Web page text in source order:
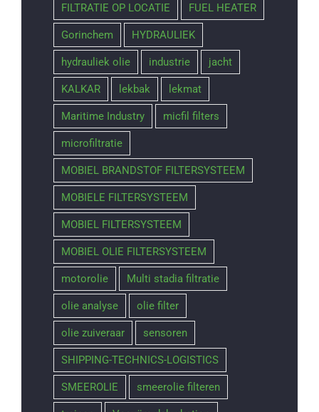
FILTRATIE OP LOCATIE FUEL HEATER
Gorinchem HYDRAULIEK
hydrauliek olie industrie jacht
KALKAR lekbak lekmat
Maritime Industry micfil filters
microfiltratie
MOBIEL BRANDSTOF FILTERSYSTEEM
MOBIELE FILTERSYSTEEM
MOBIEL FILTERSYSTEEM
MOBIEL OLIE FILTERSYSTEEM
motorolie Multi stadia filtratie
olie analyse olie filter
olie zuiveraar sensoren
SHIPPING-TECHNICS-LOGISTICS
SMEEROLIE smeerolie filteren